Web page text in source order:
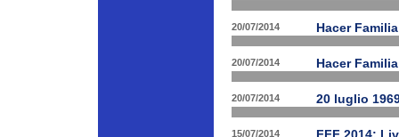
20/07/2014 Hacer
20/07/2014 Hacer
20/07/2014 20 luglio
15/07/2014